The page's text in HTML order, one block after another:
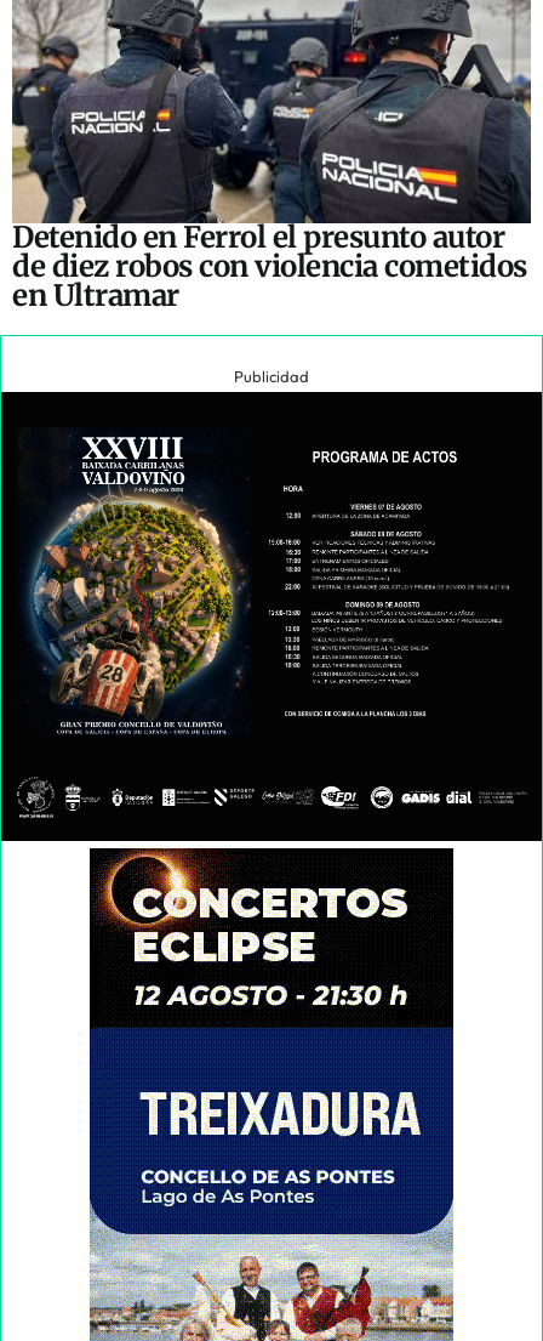
Detenido en Ferrol el presunto autor
de diez robos con violencia cometidos
en Ultramar
Publicidad